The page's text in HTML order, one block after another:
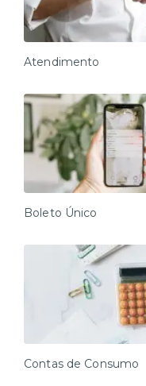
Atendimento
Boleto Único
Contas de Consumo